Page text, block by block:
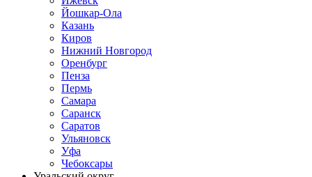
Йошкар-Ола
Казань
Киров
Нижний Новгород
Оренбург
Пенза
Пермь
Самара
Саранск
Саратов
Ульяновск
Уфа
Чебоксары